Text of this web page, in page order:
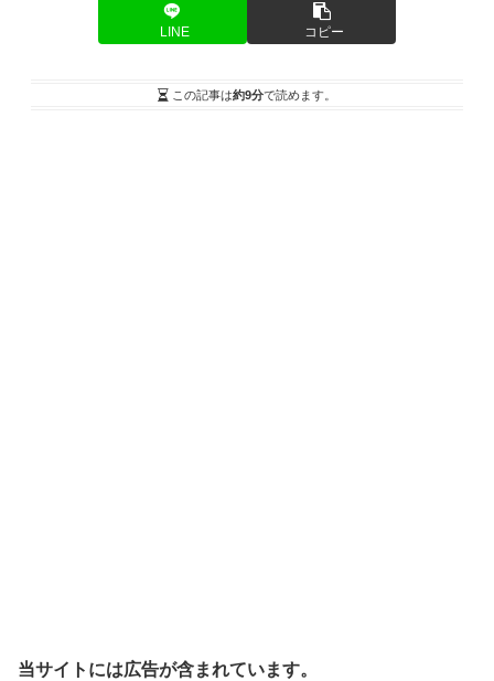
LINE コピー
この記事は約9分で読めます。
当サイトには広告が含まれています。